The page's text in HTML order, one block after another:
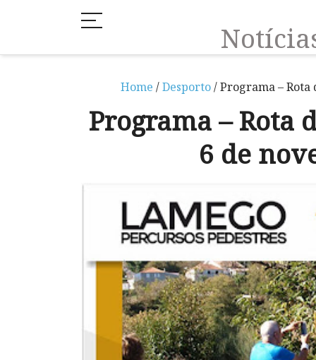
Home /Desporto/ Programa – Rota
Programa – Rota
6 de